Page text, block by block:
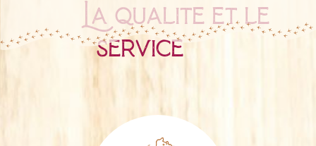
La qualité et le
service